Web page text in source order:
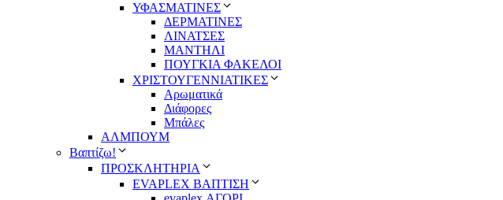
ΥΦΑΣΜΑΤΙΝΕΣ
ΔΕΡΜΑΤΙΝΕΣ
ΛΙΝΑΤΣΕΣ
ΜΑΝΤΗΛΙ
ΠΟΥΓΚΙΑ ΦΑΚΕΛΟΙ
ΧΡΙΣΤΟΥΓΕΝΝΙΑΤΙΚΕΣ
Αρωματικά
Διάφορες
Μπάλες
ΑΛΜΠΟΥΜ
Βαπτίζω!
ΠΡΟΣΚΛΗΤΗΡΙΑ
EVAPLEX ΒΑΠΤΙΣΗ